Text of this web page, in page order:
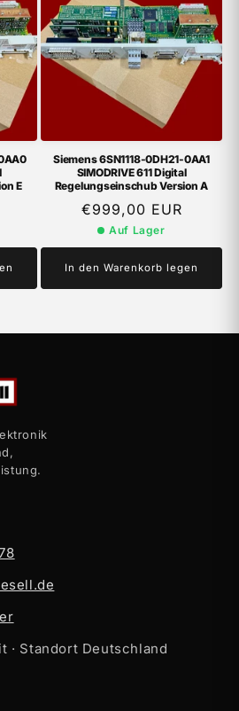
E
Siemens 6SN1118-0DH21-0AA1
SIMODRIVE 611 Digital
Regelungseinschub Version A
Normaler
Preis
€999,00 EUR
Auf Lager
In den Warenkorb legen
· Standort Deutschland